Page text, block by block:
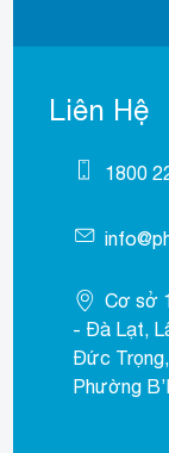
Liên Hệ
1800
Cơ sở
- Đà Lạt,
Đức
Phường